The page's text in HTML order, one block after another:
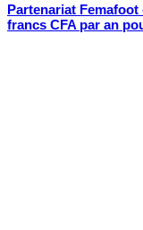
Partenariat
francs CFA par an